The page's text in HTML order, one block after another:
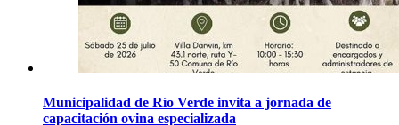
Municipalidad de Río Verde invita a jornada de
capacitación ovina especializada